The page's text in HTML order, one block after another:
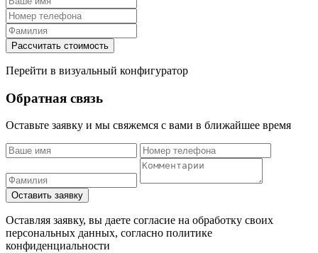
Перейти в визуальный конфигуратор
Обратная связь
Оставьте заявку и мы свяжемся с вами в ближайшее время
Оставляя заявку, вы даете согласие на обработку своих
персональных данных, согласно политике
конфиденциальности